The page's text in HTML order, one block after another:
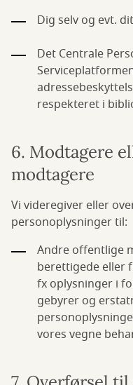
Dig selv og evt.
Det Centrale
respekteret i
6. Modtagere
modtagere
Vi videregiver eller
personoplysninger til:
Andre offentlige
berettigede eller
fx oplysninger i
gebyrer og
vores vegne